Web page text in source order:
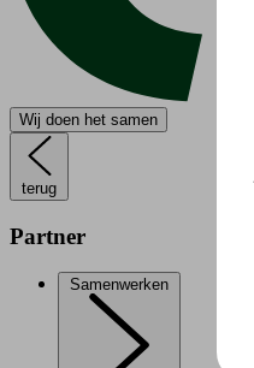
Wij doen het samen
terug
Partner
Samenwerken